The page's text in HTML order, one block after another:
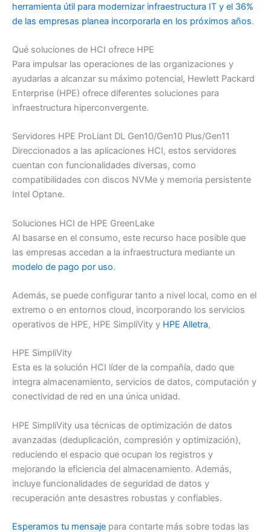
herramienta útil para modernizar infraestructura IT y el 36%
de las empresas planea incorporarla en los próximos años.
Qué soluciones de HCI ofrece HPE
Para impulsar las operaciones de las organizaciones y
ayudarlas a alcanzar su máximo potencial, Hewlett Packard
Enterprise (HPE) ofrece diferentes soluciones para
infraestructura hiperconvergente.
Servidores HPE ProLiant DL Gen10/Gen10 Plus/Gen11
Direccionados a las aplicaciones HCI, estos servidores
cuentan con funcionalidades diversas, como
compatibilidades con discos NVMe y memoria persistente
Intel Optane.
Soluciones HCI de HPE GreenLake
Al basarse en el consumo, este recurso hace posible que
las empresas accedan a la infraestructura mediante un
modelo de pago por uso.
Además, se puede configurar tanto a nivel local, como en el
extremo o en entornos cloud, incorporando los servicios
operativos de HPE, HPE SimpliVity y HPE Alletra,
HPE SimpliVity
Esta es la solución HCI líder de la compañía, dado que
integra almacenamiento, servicios de datos, computación y
conectividad de red en una única unidad.
HPE SimpliVity usa técnicas de optimización de datos
avanzadas (deduplicación, compresión y optimización),
reduciendo el espacio que ocupan los registros y
mejorando la eficiencia del almacenamiento. Además,
incluye funcionalidades de seguridad de datos y
recuperación ante desastres robustas y confiables.
Esperamos tu mensaje para contarte más sobre todas las